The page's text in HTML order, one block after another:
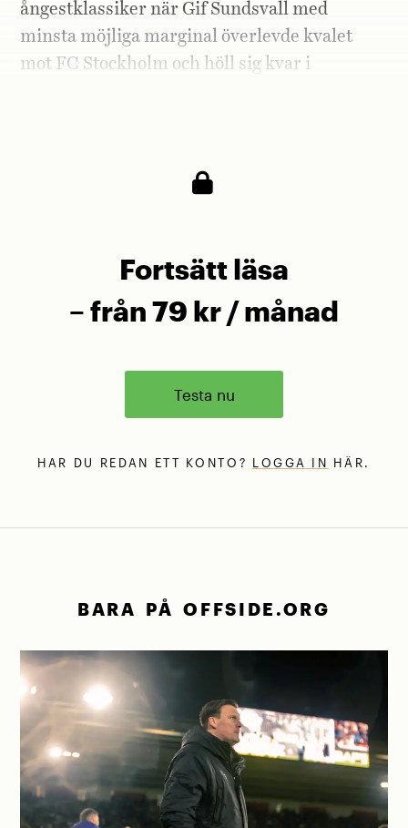
ångestklassiker när Gif Sundsvall med
minsta möjliga marginal överlevde kvalet
mot FC Stockholm och höll sig kvar i
Fortsätt läsa
– från 79 kr / månad
Testa nu
HAR DU REDAN ETT KONTO? LOGGA IN HÄR.
BARA PÅ OFFSIDE.ORG